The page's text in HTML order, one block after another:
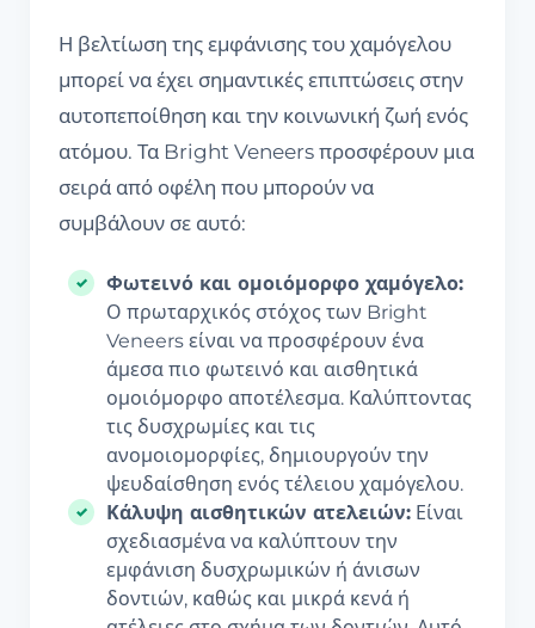
Η βελτίωση της εμφάνισης του χαμόγελου
μπορεί να έχει σημαντικές επιπτώσεις στην
αυτοπεποίθηση και την κοινωνική ζωή ενός
ατόμου. Τα Bright Veneers προσφέρουν μια
σειρά από οφέλη που μπορούν να
συμβάλουν σε αυτό:
Φωτεινό και ομοιόμορφο χαμόγελο:
Ο πρωταρχικός στόχος των Bright
Veneers είναι να προσφέρουν ένα
άμεσα πιο φωτεινό και αισθητικά
ομοιόμορφο αποτέλεσμα. Καλύπτοντας
τις δυσχρωμίες και τις
ανομοιομορφίες, δημιουργούν την
ψευδαίσθηση ενός τέλειου χαμόγελου.
Κάλυψη αισθητικών ατελειών: Είναι
σχεδιασμένα να καλύπτουν την
εμφάνιση δυσχρωμικών ή άνισων
δοντιών, καθώς και μικρά κενά ή